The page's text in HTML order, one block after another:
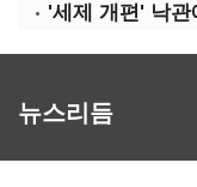
'세제 개편' 낙
뉴스리듬